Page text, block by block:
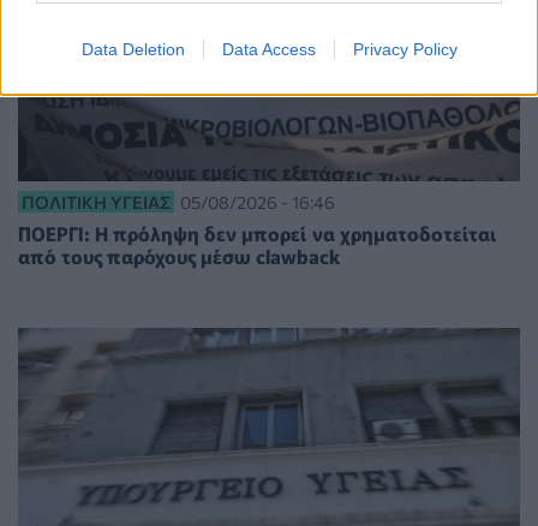
Data Deletion Data Access Privacy Policy
ΠΟΛΙΤΙΚΉ ΥΓΕΊΑΣ 05/08/2026 - 16:46
ΠΟΕΡΓΙ: Η πρόληψη δεν μπορεί να χρηματοδοτείται
από τους παρόχους μέσω clawback